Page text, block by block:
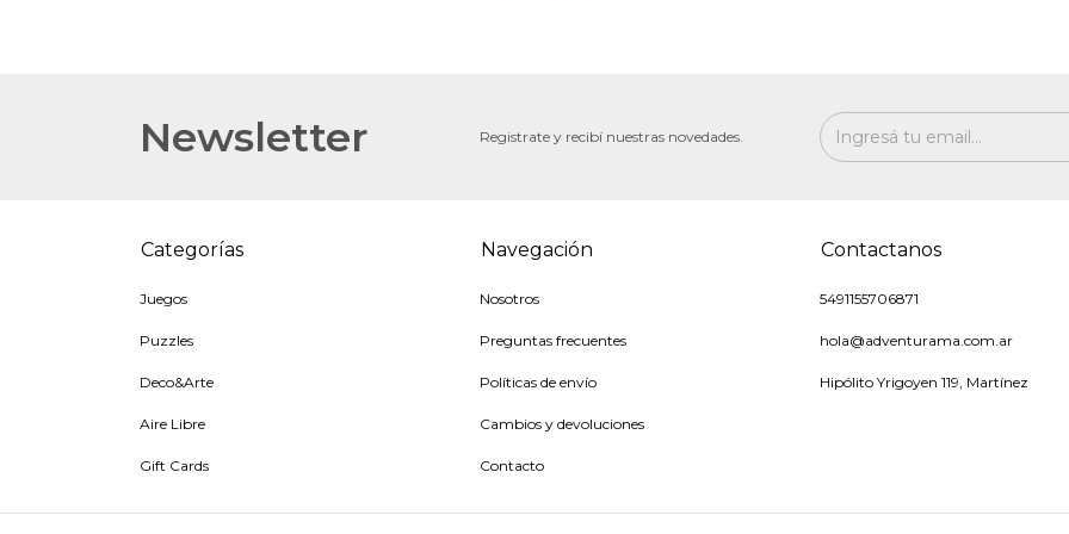
Newsletter Registrate y recibí nuestras novedades.
Categorías
Juegos
Puzzles
Deco&Arte
Aire Libre
Gift Cards
Navegación
Nosotros
Preguntas frecuentes
Políticas de envío
Cambios y devoluciones
Contacto
Contactanos
5491155706871
hola@adventurama.com.ar
Hipólito Yrigoyen 119, Martínez